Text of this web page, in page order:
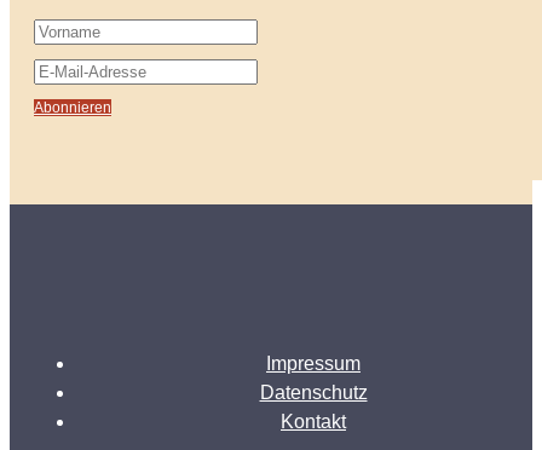
Abonnieren
Impressum
Datenschutz
Kontakt